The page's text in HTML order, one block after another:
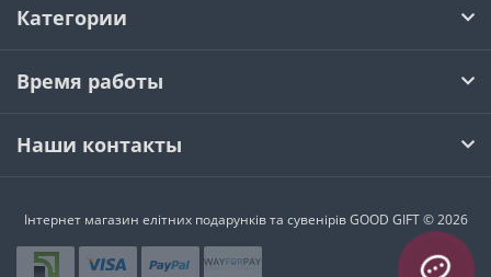
Категории
Время работы
Наши контакты
Інтернет магазин елітних подарунків та сувенірів GOOD GIFT © 2026